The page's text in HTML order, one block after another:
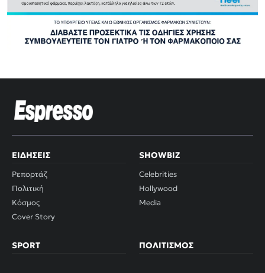
ΕΙΔΉΣΕΙΣ
Ρεπορτάζ
Πολιτική
Κόσμος
Cover Story
SHOWBIZ
Celebrities
Hollywood
Media
SPORT ΠΟΛΙΤΙΣΜΌΣ